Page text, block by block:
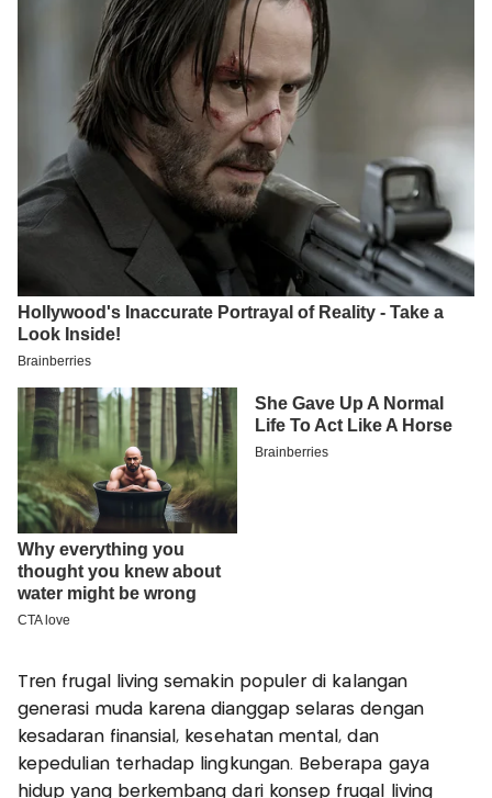
Tren frugal living semakin populer di kalangan
generasi muda karena dianggap selaras dengan
kesadaran finansial, kesehatan mental, dan
kepedulian terhadap lingkungan. Beberapa gaya
hidup yang berkembang dari konsep frugal living